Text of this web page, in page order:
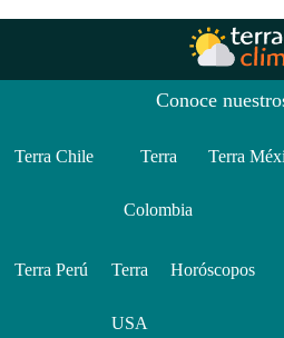
Conoce
Terra Chile Terra
Colombia
Terra
Terra Perú Terra
USA
Horóscopos